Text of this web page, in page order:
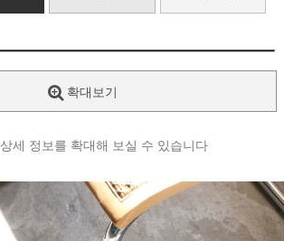
확대보기
상세 정보를 확대해 보실 수 있습니다